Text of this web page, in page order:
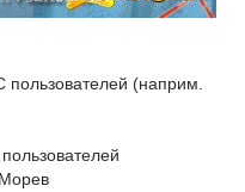
(наприм.